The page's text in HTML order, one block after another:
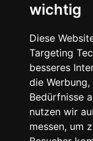
wichtig
Diese
Targeting
besseres
die
Bedürfnisse
nutzen wir
messen, um
Instagram
Facebook
© 2024